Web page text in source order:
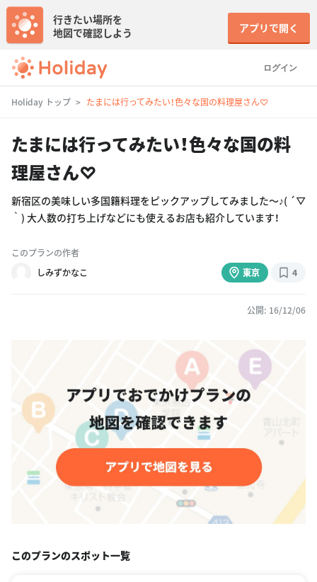
ログイン
行きたい場所を
地図で確認しよう
アプリで開く
Holiday トップ たまには行ってみたい！色々な国の料理屋さん♡
たまには行ってみたい！色々な国の料
理屋さん♡
新宿区の美味しい多国籍料理をピックアップしてみました〜♪( ´▽
｀) 大人数の打ち上げなどにも使えるお店も紹介しています！
このプランの作者
しみずかなこ
東京 4
公開: 16/12/06
このプランのスポット一覧